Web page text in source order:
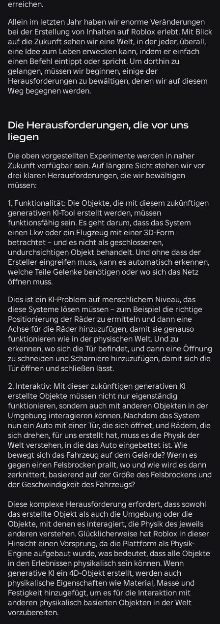
erreichen.
Allein im letzten Jahr haben wir enorme Veränderungen
bei der Erstellung von Inhalten auf Roblox erlebt. Mit Blick
auf die Zukunft sehen wir eine Welt, in der jeder, überall,
eine Idee zum Leben erwecken kann, indem er einfach
einen Befehl eintippt oder spricht. Um dorthin zu
gelangen, müssen wir beginnen, einige der
Herausforderungen zu bewältigen, denen wir auf diesem
Weg begegnen werden.
Die Herausforderungen, die vor uns
liegen
Die oben vorgestellten Experimente werden in naher
Zukunft verfügbar sein. Auf längere Sicht stehen wir vor
drei klaren Herausforderungen, die wir bewältigen
müssen:
1. Funktionalität: Die Objekte, die mit diesem zukünftigen
generativen KI-Tool erstellt werden, müssen
funktionsfähig sein. Es geht darum, dass das System
einen Lkw oder ein Flugzeug mit einer 3D-Form
betrachtet – und es nicht als geschlossenen,
undurchsichtigen Objekt behandelt. Und ohne dass der
Ersteller eingreifen muss, kann es automatisch erkennen,
welche Teile Gelenke benötigen oder wo sich das Netz
öffnen muss.
Dies ist ein KI-Problem auf menschlichem Niveau, das
diese Systeme lösen müssen – zum Beispiel die richtige
Positionierung der Räder zu ermitteln und dann eine
Achse für die Räder hinzuzufügen, damit sie genauso
funktionieren wie in der physischen Welt. Und zu
erkennen, wo sich die Tür befindet, und dann eine Öffnung
zu schneiden und Scharniere hinzuzufügen, damit sich die
Tür öffnen und schließen lässt.
2. Interaktiv: Mit dieser zukünftigen generativen KI
erstellte Objekte müssen nicht nur eigenständig
funktionieren, sondern auch mit anderen Objekten in der
Umgebung interagieren können. Nachdem das System
nun ein Auto mit einer Tür, die sich öffnet, und Rädern, die
sich drehen, für uns erstellt hat, muss es die Physik der
Welt verstehen, in die das Auto eingebettet ist. Wie
bewegt sich das Fahrzeug auf dem Gelände? Wenn es
gegen einen Felsbrocken prallt, wo und wie wird es dann
zerknittert, basierend auf der Größe des Felsbrockens und
der Geschwindigkeit des Fahrzeugs?
Diese komplexe Herausforderung erfordert, dass sowohl
das erstellte Objekt als auch die Umgebung oder die
Objekte, mit denen es interagiert, die Physik des jeweils
anderen verstehen. Glücklicherweise hat Roblox in dieser
Hinsicht einen Vorsprung, da die Plattform als Physik-
Engine aufgebaut wurde, was bedeutet, dass alle Objekte
in den Erlebnissen physikalisch sein können. Wenn
generative KI ein 4D-Objekt erstellt, werden auch
physikalische Eigenschaften wie Material, Masse und
Festigkeit hinzugefügt, um es für die Interaktion mit
anderen physikalisch basierten Objekten in der Welt
vorzubereiten.